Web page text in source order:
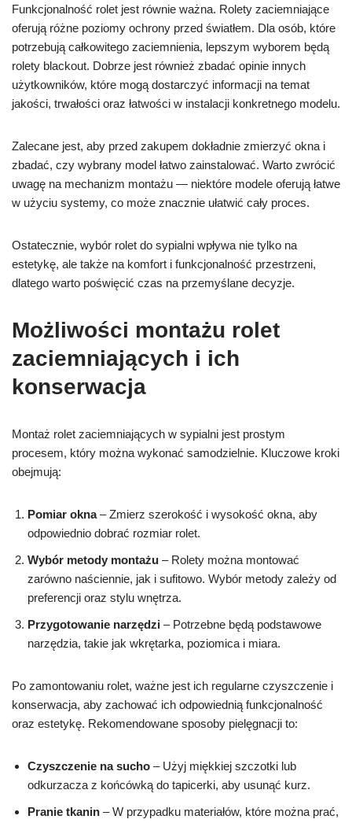
Funkcjonalność rolet jest równie ważna. Rolety zaciemniające
oferują różne poziomy ochrony przed światłem. Dla osób, które
potrzebują całkowitego zaciemnienia, lepszym wyborem będą
rolety blackout. Dobrze jest również zbadać opinie innych
użytkowników, które mogą dostarczyć informacji na temat
jakości, trwałości oraz łatwości w instalacji konkretnego modelu.
Zalecane jest, aby przed zakupem dokładnie zmierzyć okna i
zbadać, czy wybrany model łatwo zainstalować. Warto zwrócić
uwagę na mechanizm montażu — niektóre modele oferują łatwe
w użyciu systemy, co może znacznie ułatwić cały proces.
Ostatecznie, wybór rolet do sypialni wpływa nie tylko na
estetykę, ale także na komfort i funkcjonalność przestrzeni,
dlatego warto poświęcić czas na przemyślane decyzje.
Możliwości montażu rolet
zaciemniających i ich
konserwacja
Montaż rolet zaciemniających w sypialni jest prostym
procesem, który można wykonać samodzielnie. Kluczowe kroki
obejmują:
Pomiar okna– Zmierz szerokość i wysokość okna, aby
odpowiednio dobrać rozmiar rolet.
Wybór metody montażu – Rolety można montować
zarówno naściennie, jak i sufitowo. Wybór metody zależy od
preferencji oraz stylu wnętrza.
Przygotowanie narzędzi – Potrzebne będą podstawowe
narzędzia, takie jak wkrętarka, poziomica i miara.
Po zamontowaniu rolet, ważne jest ich regularne czyszczenie i
konserwacja, aby zachować ich odpowiednią funkcjonalność
oraz estetykę. Rekomendowane sposoby pielęgnacji to:
Czyszczenie na sucho – Użyj miękkiej szczotki lub
odkurzacza z końcówką do tapicerki, aby usunąć kurz.
Pranie tkanin – W przypadku materiałów, które można prać,